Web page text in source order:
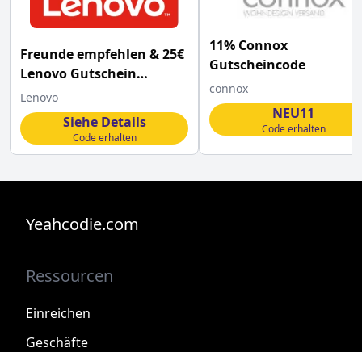
Freunde empfehlen & 25€
Lenovo Gutschein
verdienen
Lenovo
Siehe Details
Code erhalten
11% Connox
Gutscheincode
connox
NEU11
Code erhalten
Yeahcodie.com
Ressourcen
Einreichen
Geschäfte